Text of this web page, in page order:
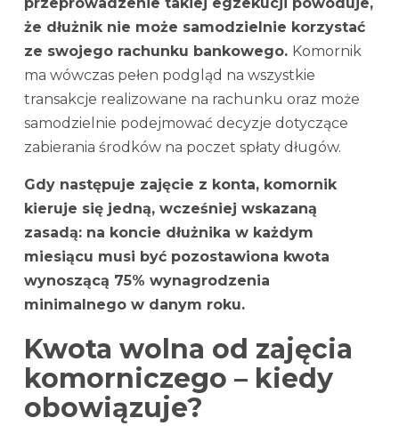
przeprowadzenie takiej egzekucji powoduje,
że dłużnik nie może samodzielnie korzystać
ze swojego rachunku bankowego. Komornik
ma wówczas pełen podgląd na wszystkie
transakcje realizowane na rachunku oraz może
samodzielnie podejmować decyzje dotyczące
zabierania środków na poczet spłaty długów.
Gdy następuje zajęcie z konta, komornik
kieruje się jedną, wcześniej wskazaną
zasadą: na koncie dłużnika w każdym
miesiącu musi być pozostawiona kwota
wynoszącą 75% wynagrodzenia
minimalnego w danym roku.
Kwota wolna od zajęcia
komorniczego – kiedy
obowiązuje?